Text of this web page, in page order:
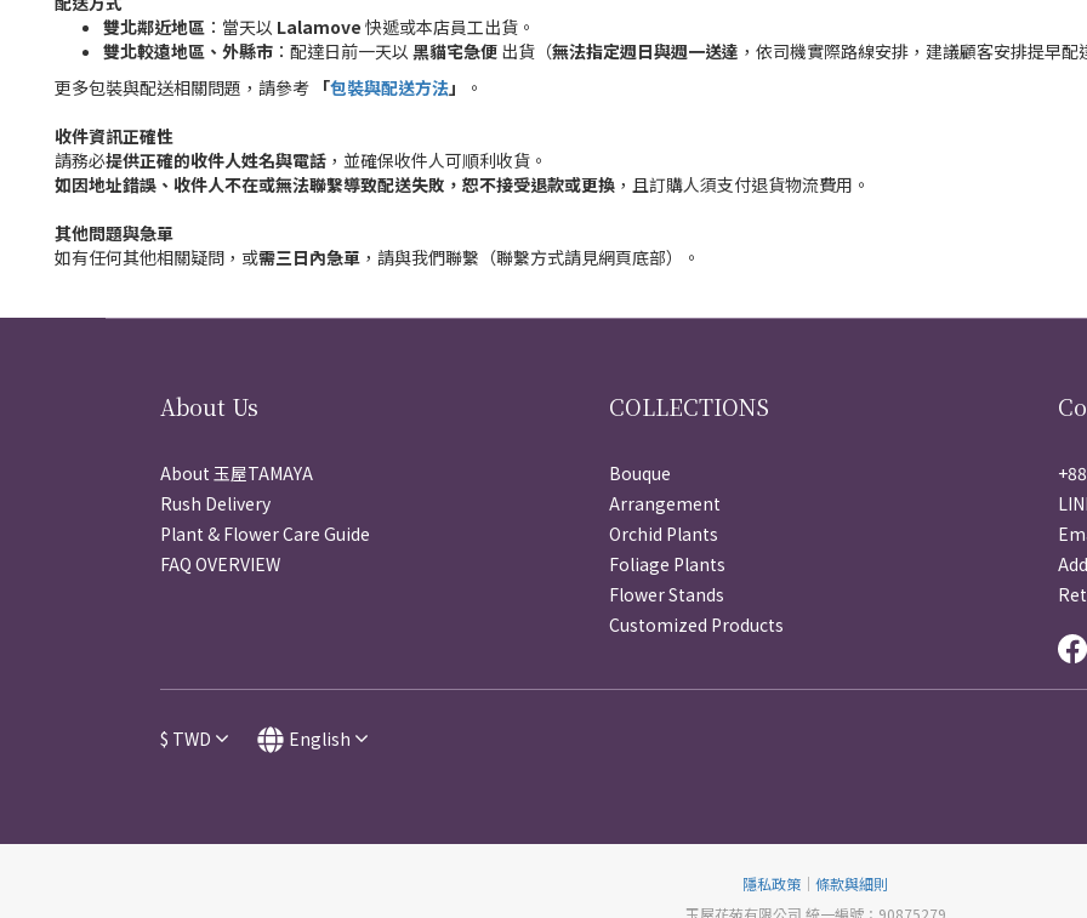
雙北鄰近地區 ：當天以 Lalamove 快遞或本店員工出貨。
雙北較遠地區、外縣市 ：配達日前一天以 黑貓宅急便 出貨（無法指定週日與週一送達 ，依司機實際路線安排，建議顧客安排提早配
更多包裝與配送相關問題，請參考 「包裝與配送方法」
。
收件資訊正確性
請務必提供正確的收件人姓名與電話 ，並確保收件人可順利收貨。
如因地址錯誤、收件人不在或無法聯繫導致配送失敗，恕不接受退款或更換 ，且訂購人須支付退貨物流費用。
其他問題與急單
如有任何其他相關疑問，或需三日內急單 ，請與我們聯繫（聯繫方式請見網頁底部）。
About Us
About 玉屋TAMAYA
Rush Delivery
Plant & Flower Care Guide
FAQ OVERVIEW
COLLECTIONS
Bouque
Arrangement
Orchid Plants
Foliage Plants
Flower Stands
Customized Products
$ TWD English
隱私政策 ｜ 條款與細則